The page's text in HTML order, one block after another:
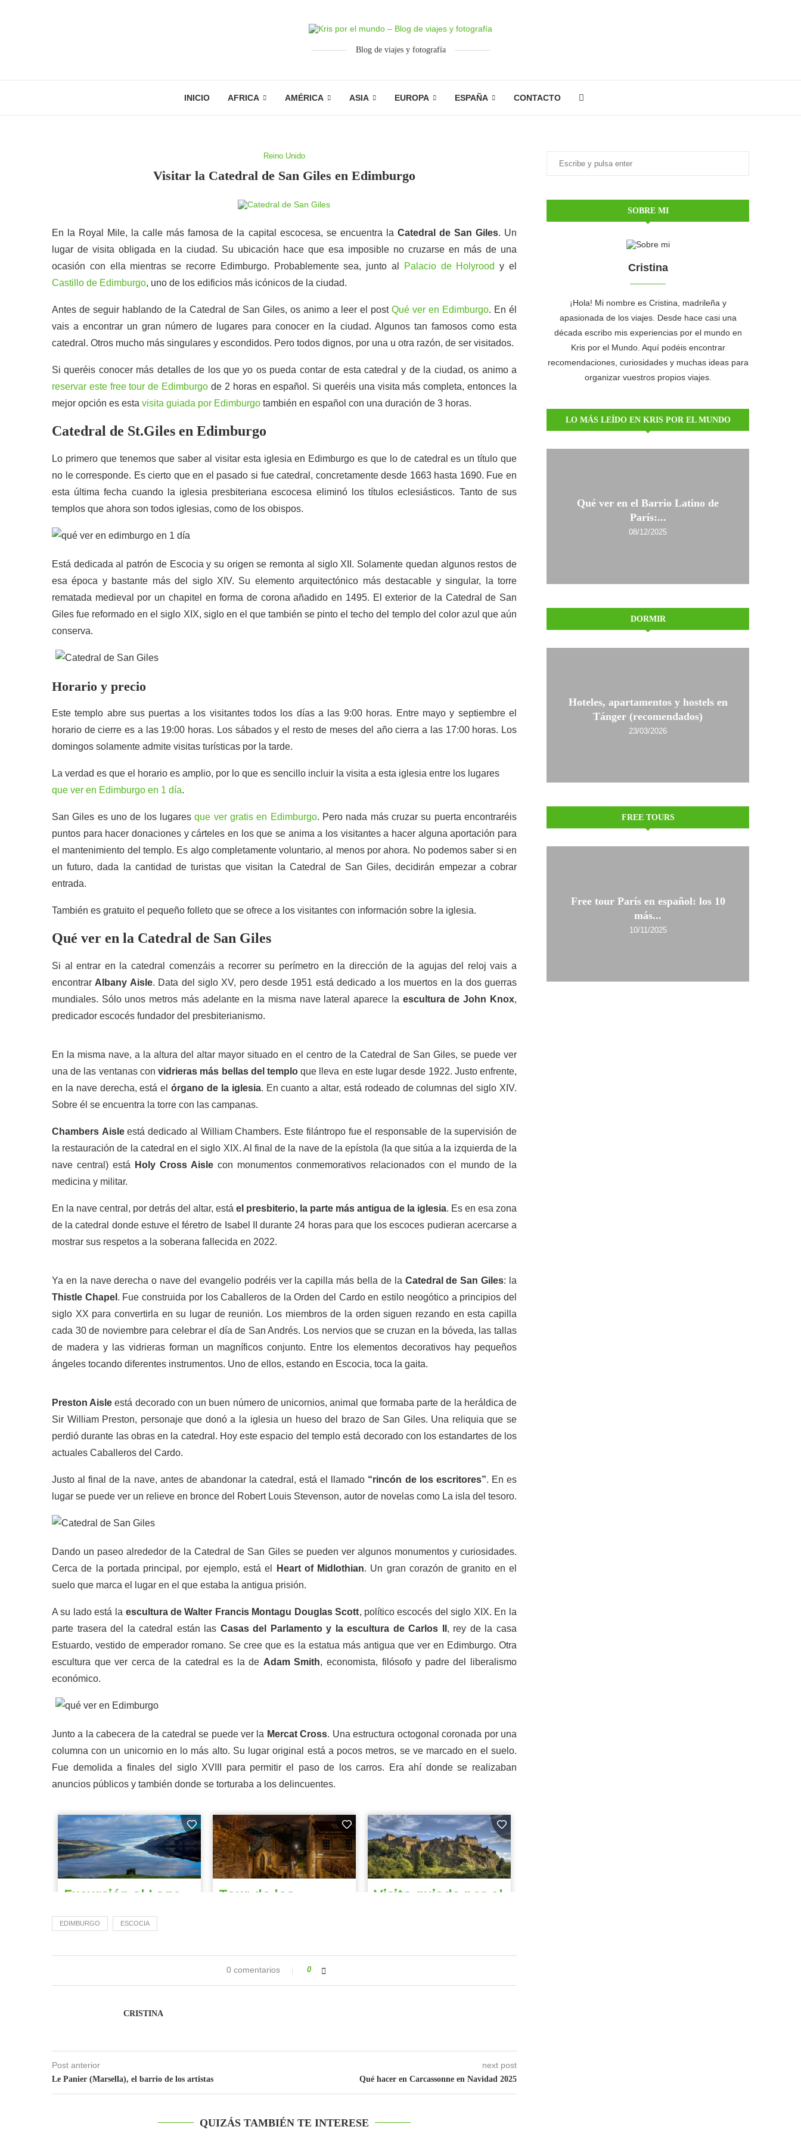
Blog de viajes y fotografía
INICIO AFRICA AMÉRICA ASIA EUROPA ESPAÑA CONTACTO
Reino Unido
Visitar la Catedral de San Giles en Edimburgo
En la Royal Mile, la calle más famosa de la capital escocesa, se encuentra la Catedral de San Giles. Un
lugar de visita obligada en la ciudad. Su ubicación hace que esa imposible no cruzarse en más de una
ocasión con ella mientras se recorre Edimburgo. Probablemente sea, junto al
Palacio de Holyrood y el
Castillo de Edimburgo, uno de los edificios más icónicos de la ciudad.
Antes de seguir hablando de la Catedral de San Giles, os animo a leer el post Qué ver en Edimburgo. En él
vais a encontrar un gran número de lugares para conocer en la ciudad. Algunos tan famosos como esta
catedral. Otros mucho más singulares y escondidos. Pero todos dignos, por una u otra razón, de ser visitados.
Si queréis conocer más detalles de los que yo os pueda contar de esta catedral y de la ciudad, os animo a
reservar este free tour de Edimburgo de 2 horas en español. Si queréis una visita más completa, entonces la
mejor opción es esta visita guiada por Edimburgo también en español con una duración de 3 horas.
Catedral de St.Giles en Edimburgo
Lo primero que tenemos que saber al visitar esta iglesia en Edimburgo es que lo de catedral es un título que
no le corresponde. Es cierto que en el pasado si fue catedral, concretamente desde 1663 hasta 1690. Fue en
esta última fecha cuando la iglesia presbiteriana escocesa eliminó los títulos eclesiásticos. Tanto de sus
templos que ahora son todos iglesias, como de los obispos.
Está dedicada al patrón de Escocia y su origen se remonta al siglo XII. Solamente quedan algunos restos de
esa época y bastante más del siglo XIV. Su elemento arquitectónico más destacable y singular, la torre
rematada medieval por un chapitel en forma de corona añadido en 1495. El exterior de la Catedral de San
Giles fue reformado en el siglo XIX, siglo en el que también se pinto el techo del templo del color azul que aún
conserva.
Horario y precio
Este templo abre sus puertas a los visitantes todos los días a las 9:00 horas. Entre mayo y septiembre el
horario de cierre es a las 19:00 horas. Los sábados y el resto de meses del año cierra a las 17:00 horas. Los
domingos solamente admite visitas turísticas por la tarde.
La verdad es que el horario es amplio, por lo que es sencillo incluir la visita a esta iglesia entre los lugares
que ver en Edimburgo en 1 día.
San Giles es uno de los lugaresque ver gratis en Edimburgo. Pero nada más cruzar su puerta encontraréis
puntos para hacer donaciones y cárteles en los que se anima a los visitantes a hacer alguna aportación para
el mantenimiento del templo. Es algo completamente voluntario, al menos por ahora. No podemos saber si en
un futuro, dada la cantidad de turistas que visitan la Catedral de San Giles, decidirán empezar a cobrar
entrada.
También es gratuito el pequeño folleto que se ofrece a los visitantes con información sobre la iglesia.
Qué ver en la Catedral de San Giles
Si al entrar en la catedral comenzáis a recorrer su perímetro en la dirección de la agujas del reloj vais a
encontrar Albany Aisle. Data del siglo XV, pero desde 1951 está dedicado a los muertos en la dos guerras
mundiales. Sólo unos metros más adelante en la misma nave lateral aparece la escultura de John Knox,
predicador escocés fundador del presbiterianismo.
En la misma nave, a la altura del altar mayor situado en el centro de la Catedral de San Giles, se puede ver
una de las ventanas convidrieras más bellas del templo que lleva en este lugar desde 1922. Justo enfrente,
en la nave derecha, está elórgano de la iglesia. En cuanto a altar, está rodeado de columnas del siglo XIV.
Sobre él se encuentra la torre con las campanas.
Chambers Aisleestá dedicado al William Chambers. Este filántropo fue el responsable de la supervisión de
la restauración de la catedral en el siglo XIX. Al final de la nave de la epístola (la que sitúa a la izquierda de la
nave central) está
Holy Cross Aisle con monumentos conmemorativos relacionados con el mundo de la
medicina y militar.
En la nave central, por detrás del altar, está el presbiterio, la parte más antigua de la iglesia. Es en esa zona
de la catedral donde estuve el féretro de Isabel II durante 24 horas para que los escoces pudieran acercarse a
mostrar sus respetos a la soberana fallecida en 2022.
Ya en la nave derecha o nave del evangelio podréis ver la capilla más bella de la Catedral de San Giles: la
Thistle Chapel . Fue construida por los Caballeros de la Orden del Cardo en estilo neogótico a principios del
siglo XX para convertirla en su lugar de reunión. Los miembros de la orden siguen rezando en esta capilla
cada 30 de noviembre para celebrar el día de San Andrés. Los nervios que se cruzan en la bóveda, las tallas
de madera y las vidrieras forman un magníficos conjunto. Entre los elementos decorativos hay pequeños
ángeles tocando diferentes instrumentos. Uno de ellos, estando en Escocia, toca la gaita.
Preston Aisle está decorado con un buen número de unicornios, animal que formaba parte de la heráldica de
Sir William Preston, personaje que donó a la iglesia un hueso del brazo de San Giles. Una reliquia que se
perdió durante las obras en la catedral. Hoy este espacio del templo está decorado con los estandartes de los
actuales Caballeros del Cardo.
Justo al final de la nave, antes de abandonar la catedral, está el llamado “rincón de los escritores”. En es
lugar se puede ver un relieve en bronce del Robert Louis Stevenson, autor de novelas como La isla del tesoro.
Dando un paseo alrededor de la Catedral de San Giles se pueden ver algunos monumentos y curiosidades.
Cerca de la portada principal, por ejemplo, está el
Heart of Midlothian. Un gran corazón de granito en el
suelo que marca el lugar en el que estaba la antigua prisión.
A su lado está la escultura de Walter Francis Montagu Douglas Scott, político escocés del siglo XIX. En la
parte trasera del la catedral están las Casas del Parlamento y la escultura de Carlos II , rey de la casa
Estuardo, vestido de emperador romano. Se cree que es la estatua más antigua que ver en Edimburgo. Otra
escultura que ver cerca de la catedral es la de Adam Smith, economista, filósofo y padre del liberalismo
económico.
Junto a la cabecera de la catedral se puede ver la Mercat Cross. Una estructura octogonal coronada por una
columna con un unicornio en lo más alto. Su lugar original está a pocos metros, se ve marcado en el suelo.
Fue demolida a finales del siglo XVIII para permitir el paso de los carros. Era ahí donde se realizaban
anuncios públicos y también donde se torturaba a los delincuentes.
EDIMBURGO ESCOCIA
0 comentarios 0
CRISTINA
Post anterior
Le Panier (Marsella), el barrio de los artistas
next post
Qué hacer en Carcassonne en Navidad 2025
QUIZÁS TAMBIÉN TE INTERESE
SOBRE MI
Cristina
¡Hola! Mi nombre es Cristina, madrileña y
apasionada de los viajes. Desde hace casi una
década escribo mis experiencias por el mundo en
Kris por el Mundo. Aquí podéis encontrar
recomendaciones, curiosidades y muchas ideas para
organizar vuestros propios viajes.
LO MÁS LEÍDO EN KRIS POR EL MUNDO
Qué ver en el Barrio Latino de
París:...
08/12/2025
DORMIR
Hoteles, apartamentos y hostels en
Tánger (recomendados)
23/03/2026
FREE TOURS
Free tour París en español: los 10
más...
10/11/2025